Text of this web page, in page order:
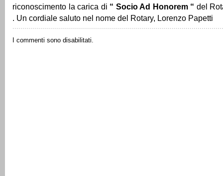
riconoscimento la carica di “ Socio Ad Honorem “ del
. Un cordiale saluto nel nome del Rotary, Lorenzo Papetti
I commenti sono disabilitati.